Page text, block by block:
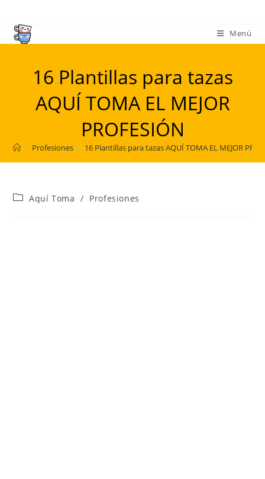
contenido
Menú
16 Plantillas para tazas
AQUÍ TOMA EL MEJOR
PROFESIÓN
> Profesiones > 16 Plantillas para tazas AQUÍ TOMA EL MEJOR
Categoría
Aquí Toma / Profesiones